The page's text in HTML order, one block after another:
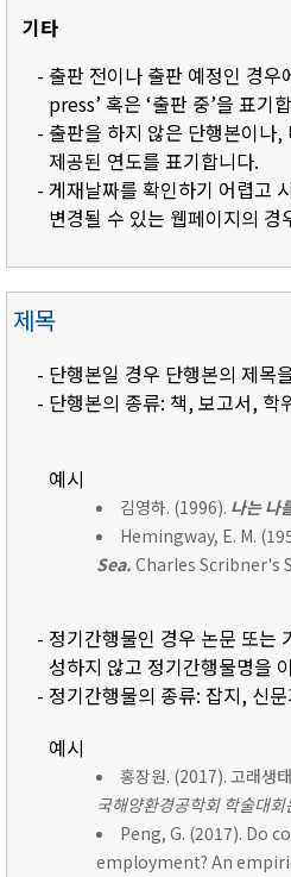
기타
- 출판 전이나 출판 예정인 경우
press’ 혹은 ‘출판 중’을 표기
- 출판을 하지 않은 단행본이나,
제공된 연도를 표기합니다.
- 게재날짜를 확인하기 어렵고
변경될 수 있는 웹페이지의
제목
- 단행본일 경우 단행본의 제목
- 단행본의 종류: 책, 보고서, 학
예시
김영하. (1996). 나는 나
Hemingway, E. M.
Sea. Charles Scribner's
- 정기간행물인 경우 논문 또는
성하지 않고 정기간행물명을
- 정기간행물의 종류: 잡지, 신
예시
홍장원. (2017). 고래생
국해양환경공학회 학술대
Peng, G. (2017). Do
employment? An